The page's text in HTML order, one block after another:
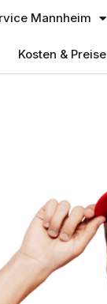
Mannheim
Kosten & Preise